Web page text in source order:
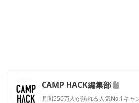
CAMP HACK編集部
月間550万人が訪れる人気No.1キャ